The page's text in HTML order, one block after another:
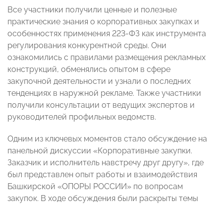
Все участники получили ценные и полезные
практические знания о корпоративных закупках и
особенностях применения 223-ФЗ как инструмента
регулирования конкурентной среды. Они
ознакомились с правилами размещения рекламных
конструкций, обменялись опытом в сфере
закупочной деятельности и узнали о последних
тенденциях в наружной рекламе. Также участники
получили консультации от ведущих экспертов и
руководителей профильных ведомств.
Одним из ключевых моментов стало обсуждение на
панельной дискуссии «Корпоративные закупки.
Заказчик и исполнитель навстречу друг другу», где
был представлен опыт работы и взаимодействия
Башкирской «ОПОРЫ РОССИИ» по вопросам
закупок. В ходе обсуждения были раскрыты темы